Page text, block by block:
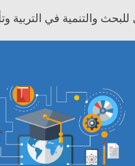
والتنمية في التربية